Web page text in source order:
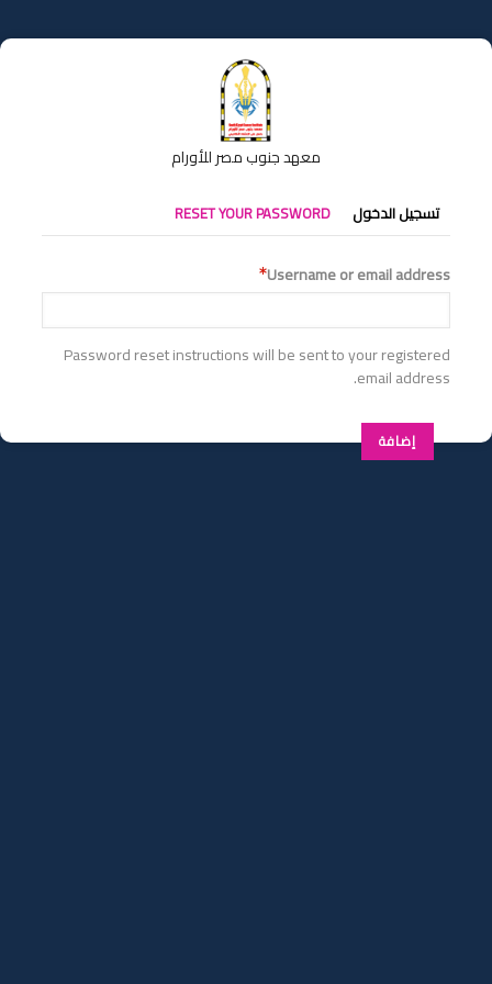
إلى
المحتوى
معهد جنوب مصر للأورام
التبويبات
الأساسية
تسجيل الدخول RESET YOUR PASSWORD
Username or email address
Password reset instructions will be sent to your registered
email address.